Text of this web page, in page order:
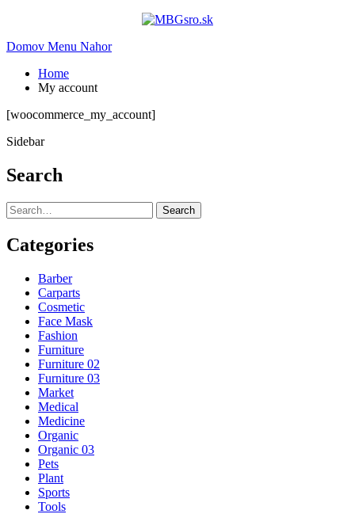
Domov Menu Nahor
Home
My account
[woocommerce_my_account]
Sidebar
Search
Search
Categories
Barber
Carparts
Cosmetic
Face Mask
Fashion
Furniture
Furniture 02
Furniture 03
Market
Medical
Medicine
Organic
Organic 03
Pets
Plant
Sports
Tools